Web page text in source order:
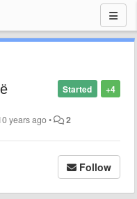
+4
Started
years ago• 2
Follow